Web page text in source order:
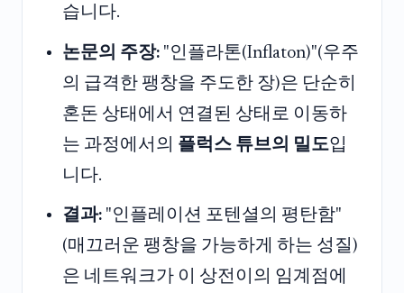
습니다.
논문의 주장: "인플라톤(Inflaton)"(우주
의 급격한 팽창을 주도한 장)은 단순히
혼돈 상태에서 연결된 상태로 이동하
는 과정에서의 플럭스 튜브의 밀도입
니다.
결과: "인플레이션 포텐셜의 평탄함"
(매끄러운 팽창을 가능하게 하는 성질)
은 네트워크가 이 상전이의 임계점에